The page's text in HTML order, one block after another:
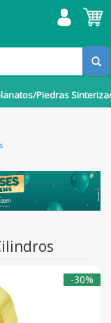
Piedras
-30%